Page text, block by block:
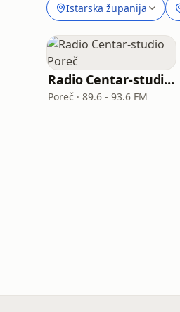
Istarska županija
Radio Centar-studio Poreč
Poreč · 89.6 - 93.6 FM